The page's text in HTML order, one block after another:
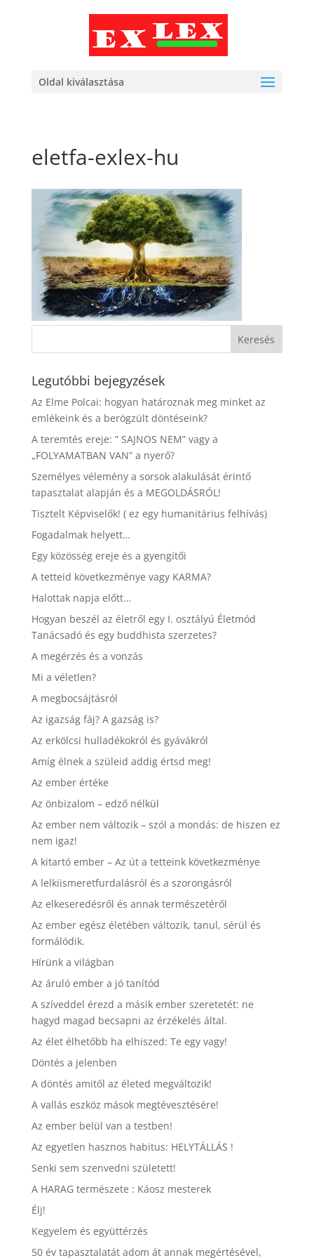
Oldal kiválasztása
eletfa-exlex-hu
Legutóbbi bejegyzések
Az Elme Polcai: hogyan határoznak meg minket az
emlékeink és a berögzült döntéseink?
A teremtés ereje: ” SAJNOS NEM” vagy a
„FOLYAMATBAN VAN” a nyerő?
Személyes vélemény a sorsok alakulását érintő
tapasztalat alapján és a MEGOLDÁSRÓL!
Tisztelt Képviselők! ( ez egy humanitárius felhívás)
Fogadalmak helyett…
Egy közösség ereje és a gyengítői
A tetteid következménye vagy KARMA?
Halottak napja előtt…
Hogyan beszél az életről egy I. osztályú Életmód
Tanácsadó és egy buddhista szerzetes?
A megérzés és a vonzás
Mi a véletlen?
A megbocsájtásról
Az igazság fáj? A gazság is?
Az erkölcsi hulladékokról és gyávákról
Amíg élnek a szüleid addig értsd meg!
Az ember értéke
Az önbizalom – edző nélkül
Az ember nem változik – szól a mondás: de hiszen ez
nem igaz!
A kitartó ember – Az út a tetteink következménye
A lelkiismeretfurdalásról és a szorongásról
Az elkeseredésről és annak természetéről
Az ember egész életében változik, tanul, sérül és
formálódik.
Hírünk a világban
Az áruló ember a jó tanítód
A szíveddel érezd a másik ember szeretetét: ne
hagyd magad becsapni az érzékelés által.
Az élet élhetőbb ha elhiszed: Te egy vagy!
Döntés a jelenben
A döntés amitől az életed megváltozik!
A vallás eszköz mások megtévesztésére!
Az ember belül van a testben!
Az egyetlen hasznos habitus: HELYTÁLLÁS !
Senki sem szenvedni született!
A HARAG természete : Káosz mesterek
Élj!
Kegyelem és együttérzés
50 év tapasztalatát adom át annak megértésével,